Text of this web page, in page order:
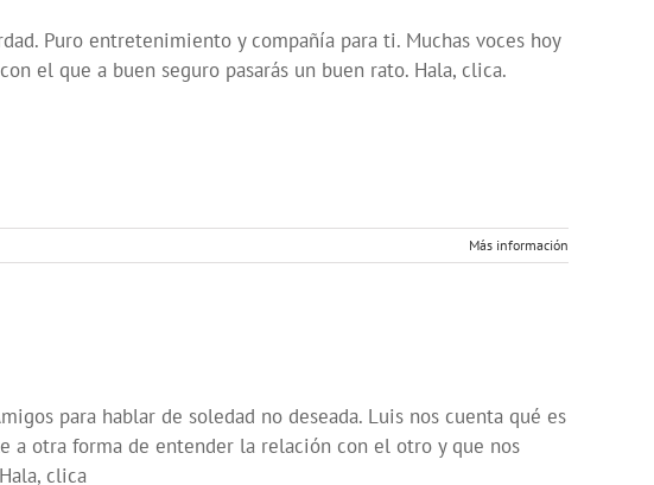
Puro entretenimiento y compañía para ti. Muchas voces hoy
el que a buen seguro pasarás un buen rato. Hala, clica.
Más información
para hablar de soledad no deseada. Luis nos cuenta qué es
a otra forma de entender la relación con el otro y que nos
clica